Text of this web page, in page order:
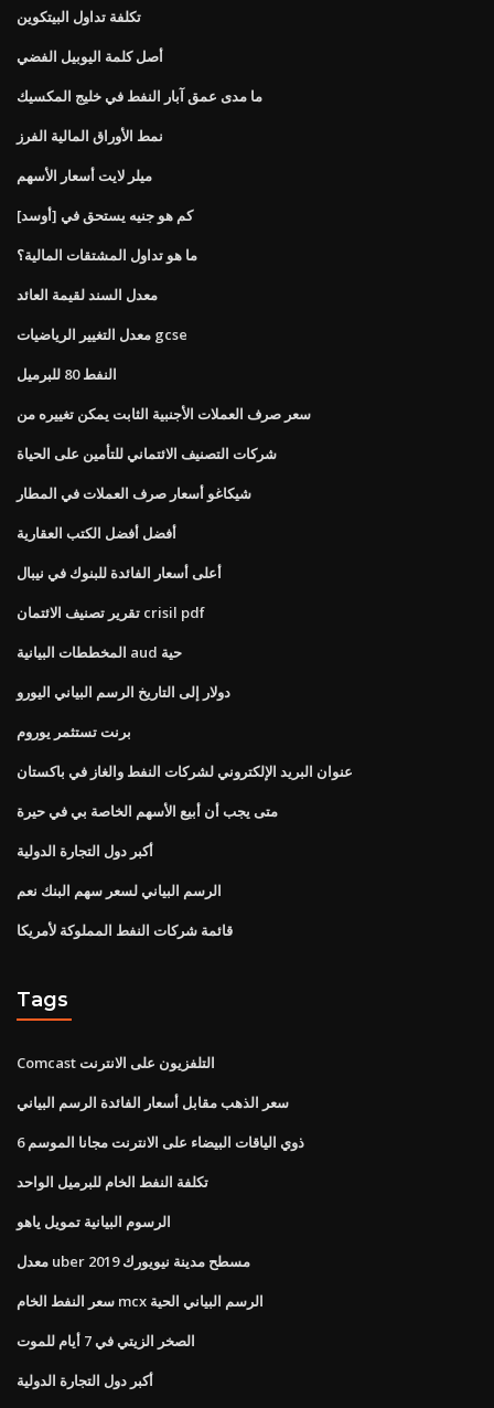
تكلفة تداول البيتكوين
أصل كلمة اليوبيل الفضي
ما مدى عمق آبار النفط في خليج المكسيك
نمط الأوراق المالية الفرز
ميلر لايت أسعار الأسهم
كم هو جنيه يستحق في [أوسد]
ما هو تداول المشتقات المالية؟
معدل السند لقيمة العائد
معدل التغيير الرياضيات gcse
النفط 80 للبرميل
سعر صرف العملات الأجنبية الثابت يمكن تغييره من
شركات التصنيف الائتماني للتأمين على الحياة
شيكاغو أسعار صرف العملات في المطار
أفضل أفضل الكتب العقارية
أعلى أسعار الفائدة للبنوك في نيبال
تقرير تصنيف الائتمان crisil pdf
المخططات البيانية aud حية
دولار إلى التاريخ الرسم البياني اليورو
برنت تستثمر يوروم
عنوان البريد الإلكتروني لشركات النفط والغاز في باكستان
متى يجب أن أبيع الأسهم الخاصة بي في حيرة
أكبر دول التجارة الدولية
الرسم البياني لسعر سهم البنك نعم
قائمة شركات النفط المملوكة لأمريكا
Tags
Comcast التلفزيون على الانترنت
سعر الذهب مقابل أسعار الفائدة الرسم البياني
ذوي الياقات البيضاء على الانترنت مجانا الموسم 6
تكلفة النفط الخام للبرميل الواحد
الرسوم البيانية تمويل ياهو
معدل uber مسطح مدينة نيويورك 2019
سعر النفط الخام mcx الرسم البياني الحية
الصخر الزيتي في 7 أيام للموت
أكبر دول التجارة الدولية